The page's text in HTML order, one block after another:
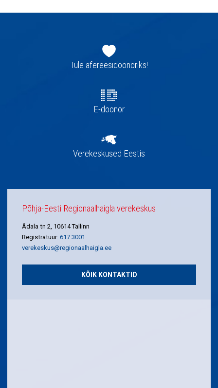
navigatsioonTule afereesidoonoriks!
E-doonor
Verekeskused Eestis
Põhja-Eesti Regionaalhaigla verekeskus
Ädala tn 2, 10614 Tallinn
Registratuur: 617 3001
verekeskus@regionaalhaigla.ee
KÕIK KONTAKTID